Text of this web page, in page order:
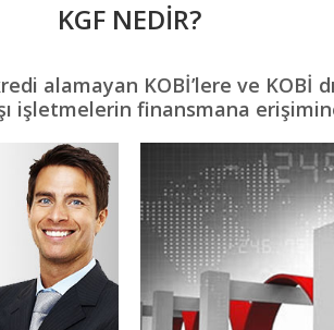
KGF NEDIR?
alamayan KOBİ’lere ve KOBİ
işletmelerin finansmana